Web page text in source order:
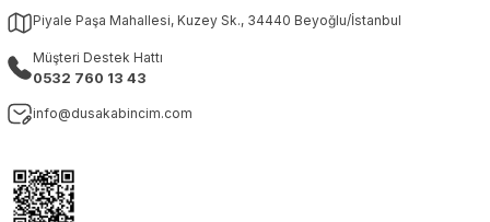
Piyale Paşa Mahallesi, Kuzey Sk., 34440 Beyoğlu/İstanbul
Müşteri Destek Hattı
0532 760 13 43
info@dusakabincim.com